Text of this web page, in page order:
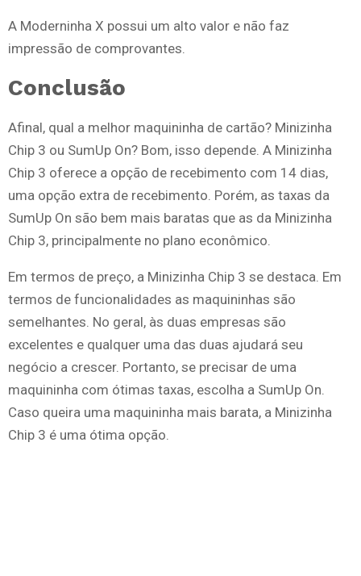
A Moderninha X possui um alto valor e não faz
impressão de comprovantes.
Conclusão
Afinal, qual a melhor maquininha de cartão? Minizinha
Chip 3 ou SumUp On? Bom, isso depende. A Minizinha
Chip 3 oferece a opção de recebimento com 14 dias,
uma opção extra de recebimento. Porém, as taxas da
SumUp On são bem mais baratas que as da Minizinha
Chip 3, principalmente no plano econômico.
Em termos de preço, a Minizinha Chip 3 se destaca. Em
termos de funcionalidades as maquininhas são
semelhantes. No geral, às duas empresas são
excelentes e qualquer uma das duas ajudará seu
negócio a crescer. Portanto, se precisar de uma
maquininha com ótimas taxas, escolha a SumUp On.
Caso queira uma maquininha mais barata, a Minizinha
Chip 3 é uma ótima opção.